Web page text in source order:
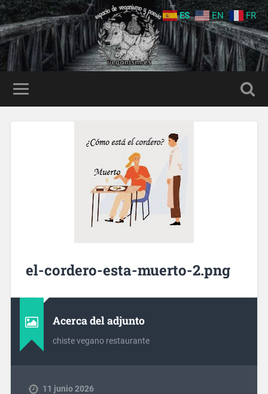
el-cordero-esta-muerto-2.png
Acerca del adjunto
chiste vegano restaurante
11 junio 2026
ES EN FR